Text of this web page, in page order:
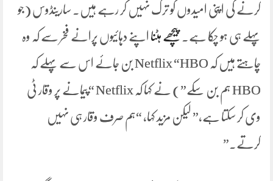
کرنے کی اپنی امیدوں کو ترک نہیں کر رہے ہیں۔ سارینڈوس (جو
پہلے ہی ہو چکا ہے۔ پیچھے ہٹنا اپنے دہائیوں پرانے فخر سے کہ وہ
چاہتے ہیں کہ Netflix “HBO بن جائے اس سے پہلے کہ
HBO ہم بن سکے”) نے کہا کہ Netflix “پیمانے پر وقار ٹی
وی کر سکتا ہے،” لیکن مزید کہا، “ہم صرف وقار ہی نہیں
کرتے۔”